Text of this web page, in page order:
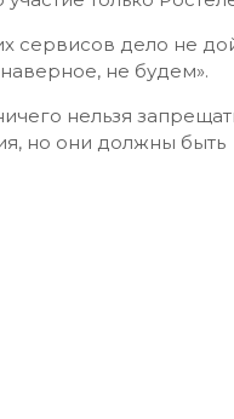
сервисов дело не
не будем».
нельзя
но они должны быть